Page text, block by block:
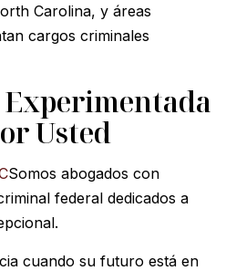
Carolina, y áreas
cargos criminales
Experimentada
Usted
Somos abogados con
federal dedicados a
cuando su futuro está en